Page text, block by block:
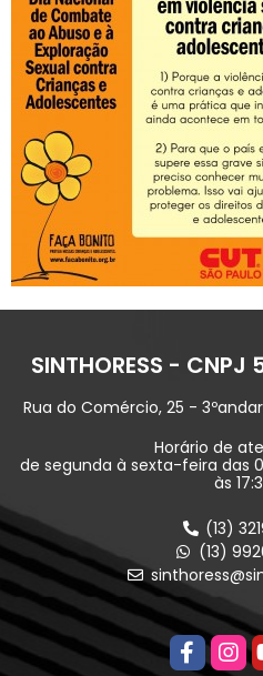
SINTHORESS -
Rua do Comércio, 25 -
Horário de
de segunda à sexta-feira das
às
(13)
(13)